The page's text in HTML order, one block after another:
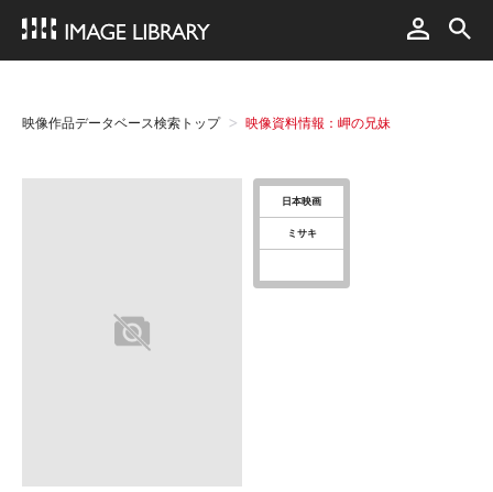
映像作品データベース検索トップ 映像資料情報：岬の兄妹
日本映画
ミサキ